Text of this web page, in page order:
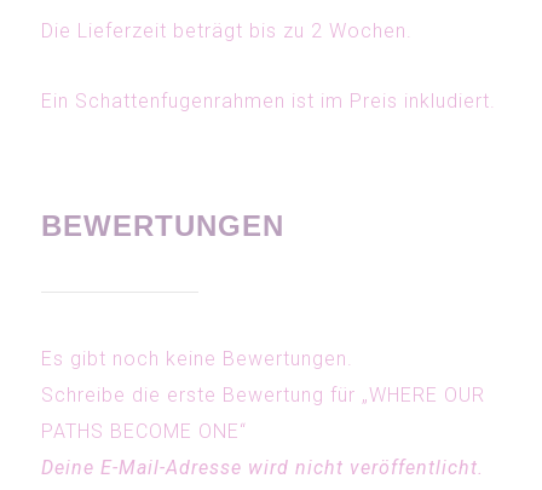
Die Lieferzeit beträgt bis zu 2 Wochen.
Ein Schattenfugenrahmen ist im Preis inkludiert.
BEWERTUNGEN
Es gibt noch keine Bewertungen.
Schreibe die erste Bewertung für „WHERE OUR
PATHS BECOME ONE“
Deine E-Mail-Adresse wird nicht veröffentlicht.